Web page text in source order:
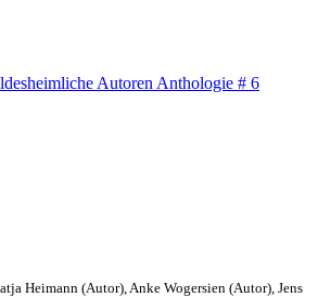
Heimann (Autor), Anke Wogersien (Autor), Jens